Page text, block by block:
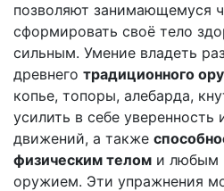
позволяют занимающемуся
сформировать своё тело
сильным. Умение владеть
древнего традиционного
копье, топоры, алебарда,
усилить в себе
движений, а также
физическим телом и любым
оружием. Эти упражнения